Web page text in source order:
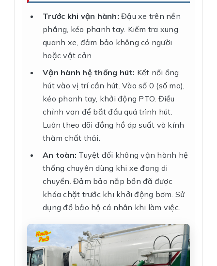
Trước khi vận hành: Đậu xe trên nền
phẳng, kéo phanh tay. Kiểm tra xung
quanh xe, đảm bảo không có người
hoặc vật cản.
Vận hành hệ thống hút: Kết nối ống
hút vào vị trí cần hút. Vào số 0 (số mo),
kéo phanh tay, khởi động PTO. Điều
chỉnh van để bắt đầu quá trình hút.
Luôn theo dõi đồng hồ áp suất và kính
thăm chất thải.
An toàn: Tuyệt đối không vận hành hệ
thống chuyên dùng khi xe đang di
chuyển. Đảm bảo nắp bồn đã được
khóa chặt trước khi khởi động bơm. Sử
dụng đồ bảo hộ cá nhân khi làm việc.